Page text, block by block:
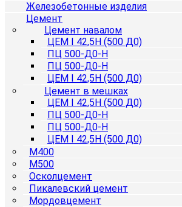
Железобетонные изделия
Цемент
Цемент навалом
ЦЕМ I 42,5Н (500 Д0)
ПЦ 500-Д0-Н
ПЦ 500-Д0-Н
ЦЕМ I 42,5Н (500 Д0)
Цемент в мешках
ЦЕМ I 42,5Н (500 Д0)
ПЦ 500-Д0-Н
ПЦ 500-Д0-Н
ЦЕМ I 42,5Н (500 Д0)
М400
М500
Осколцемент
Пикалевский цемент
Мордовцемент